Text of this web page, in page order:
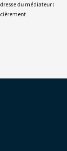
du médiateur :